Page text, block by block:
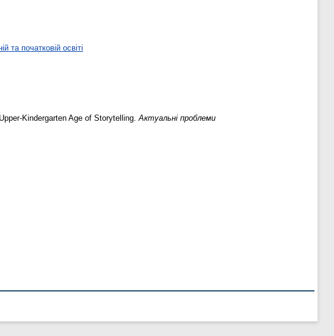
та початковій освіті
Kindergarten Age of Storytelling.Актуальні проблеми